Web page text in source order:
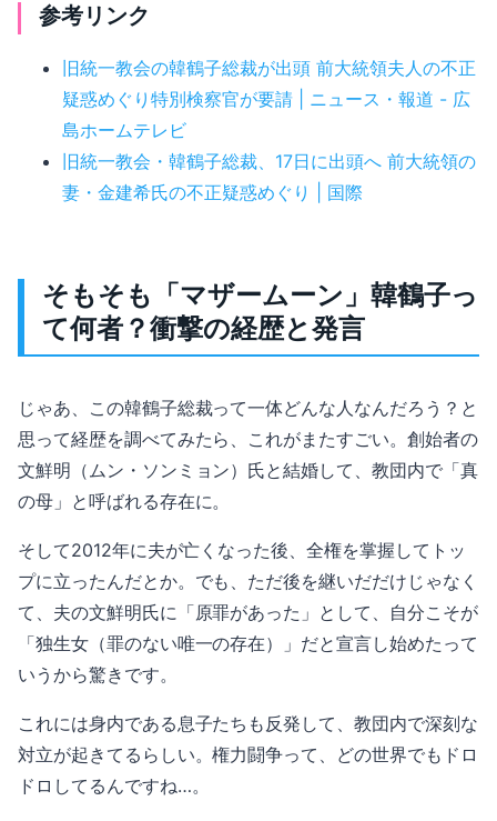
参考リンク
旧統一教会の韓鶴子総裁が出頭 前大統領夫人の不正
疑惑めぐり特別検察官が要請 | ニュース・報道 - 広
島ホームテレビ
旧統一教会・韓鶴子総裁、17日に出頭へ 前大統領の
妻・金建希氏の不正疑惑めぐり | 国際
そもそも「マザームーン」韓鶴子っ
て何者？衝撃の経歴と発言
じゃあ、この韓鶴子総裁って一体どんな人なんだろう？と
思って経歴を調べてみたら、これがまたすごい。創始者の
文鮮明（ムン・ソンミョン）氏と結婚して、教団内で「真
の母」と呼ばれる存在に。
そして2012年に夫が亡くなった後、全権を掌握してトッ
プに立ったんだとか。でも、ただ後を継いだだけじゃなく
て、夫の文鮮明氏に「原罪があった」として、自分こそが
「独生女（罪のない唯一の存在）」だと宣言し始めたって
いうから驚きです。
これには身内である息子たちも反発して、教団内で深刻な
対立が起きてるらしい。権力闘争って、どの世界でもドロ
ドロしてるんですね…。